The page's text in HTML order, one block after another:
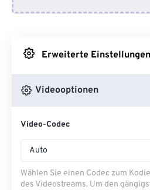
Erweiterte
Videooptionen
Video-Codec
Auto
Wählen Sie einen Codec zum
des Videostreams. Um den